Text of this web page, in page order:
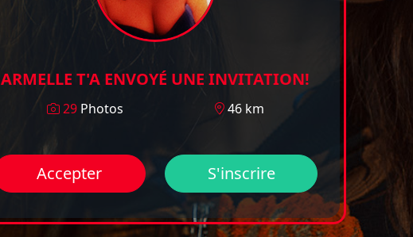
ARMELLE T'A ENVOYÉ UNE INVITATION!
29Photos 46 km
Accepter S'inscrire